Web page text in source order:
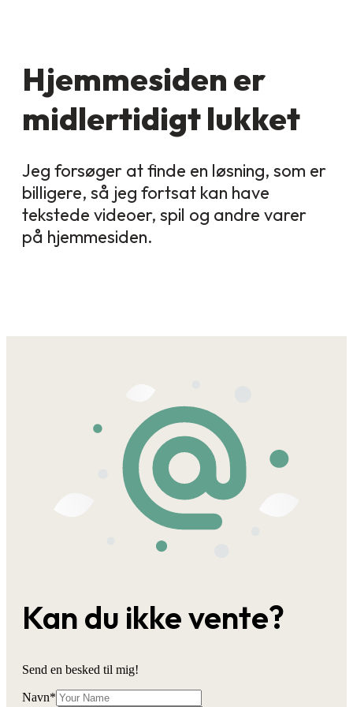
Hjemmesiden er
midlertidigt lukket
Jeg forsøger at finde en løsning, som er
billigere, så jeg fortsat kan have
tekstede videoer, spil og andre varer
på hjemmesiden.
Kan du ikke vente?
Send en besked til mig!
Navn*